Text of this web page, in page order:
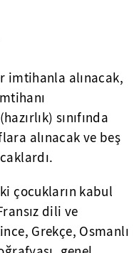
imtihanla alınacak,
sınıfında
alınacak ve beş
çocukların kabul
dili ve
Grekçe, Osmanlı